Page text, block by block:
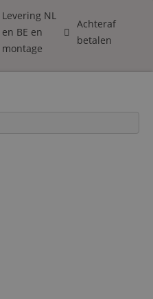
Levering NL
en BE en
montage
Achteraf
betalen